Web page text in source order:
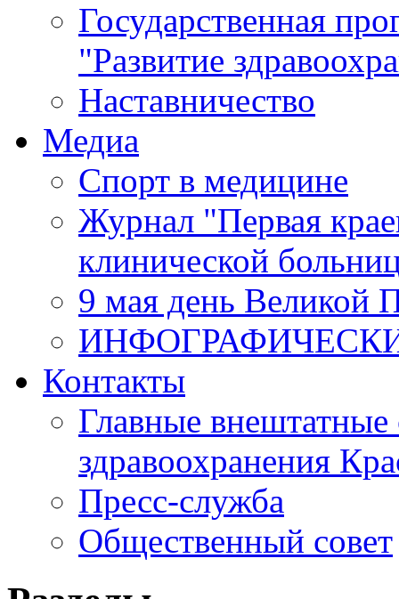
Государственная
"Развитие
Наставничество
Медиа
Спорт в медицине
Журнал "Первая
клинической
9 мая день Великой
Контакты
Главные внештатные
здравоохранения
Пресс-служба
Общественный совет